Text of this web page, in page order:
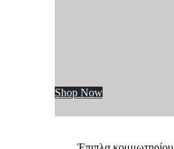
Shop Now